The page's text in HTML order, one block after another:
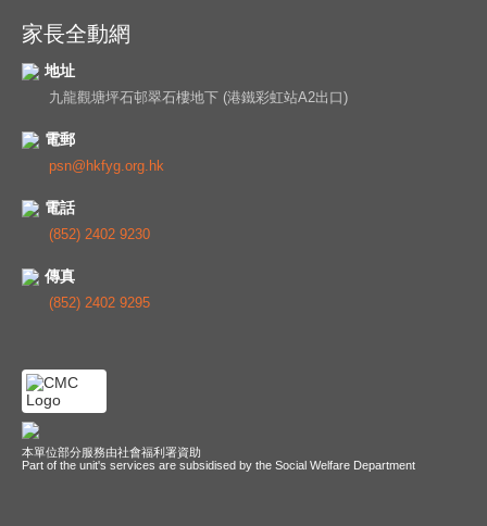
家長全動網
地址
九龍觀塘坪石邨翠石樓地下 (港鐵彩虹站A2出口)
電郵
psn@hkfyg.org.hk
電話
(852) 2402 9230
傳真
(852) 2402 9295
本單位部分服務由社會福利署資助
Part of the unit's services are subsidised by the Social Welfare Department